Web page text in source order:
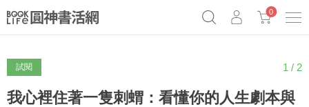
0
試閱 1 / 2
我心裡住著一隻刺蝟：看懂你的人生劇本與